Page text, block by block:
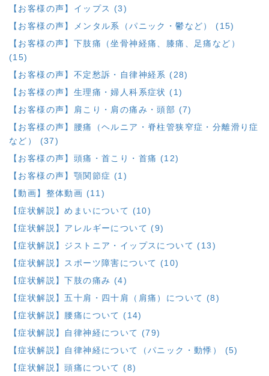
【お客様の声】イップス (3)
【お客様の声】メンタル系（パニック・鬱など） (15)
【お客様の声】下肢痛（坐骨神経痛、膝痛、足痛など）
(15)
【お客様の声】不定愁訴・自律神経系 (28)
【お客様の声】生理痛・婦人科系症状 (1)
【お客様の声】肩こり・肩の痛み・頭部 (7)
【お客様の声】腰痛（ヘルニア・脊柱管狭窄症・分離滑り症
など） (37)
【お客様の声】頭痛・首こり・首痛 (12)
【お客様の声】顎関節症 (1)
【動画】整体動画 (11)
【症状解説】めまいについて (10)
【症状解説】アレルギーについて (9)
【症状解説】ジストニア・イップスについて (13)
【症状解説】スポーツ障害について (10)
【症状解説】下肢の痛み (4)
【症状解説】五十肩・四十肩（肩痛）について (8)
【症状解説】腰痛について (14)
【症状解説】自律神経について (79)
【症状解説】自律神経について（パニック・動悸） (5)
【症状解説】頭痛について (8)